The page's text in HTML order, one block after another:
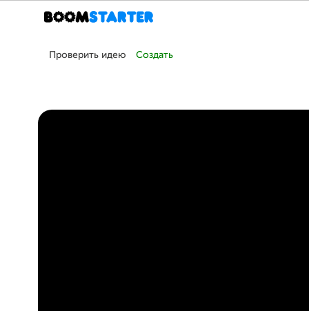
Проверить идею Создать